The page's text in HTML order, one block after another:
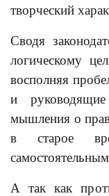
творческий
Сводя
логическому
восполняя
и
мышления о
в старое
А так как